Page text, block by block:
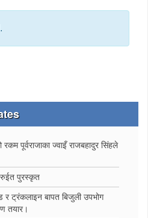
पूर्वराजाका ज्वाइँ राजबहादुर सिंहले
रुईत पुरस्कृत
र ट्रंकलाइन बापत बिजुली उपभोग
तयार।